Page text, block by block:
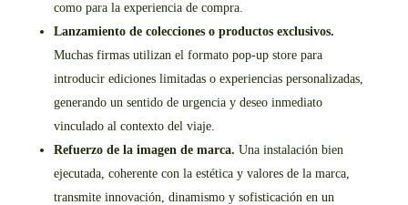
como para la experiencia de compra.
Lanzamiento de colecciones o productos exclusivos.
Muchas firmas utilizan el formato pop-up store para
introducir ediciones limitadas o experiencias personalizadas,
generando un sentido de urgencia y deseo inmediato
vinculado al contexto del viaje.
Refuerzo de la imagen de marca. Una instalación bien
ejecutada, coherente con la estética y valores de la marca,
transmite innovación, dinamismo y sofisticación en un